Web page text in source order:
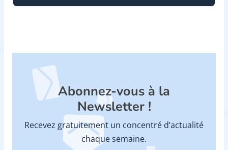
Abonnez-vous à la
Newsletter !
Recevez gratuitement un concentré d’actualité
chaque semaine.